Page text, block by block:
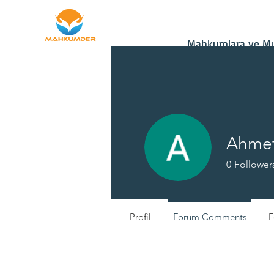
Mahkumlara ve
0
Profil Forum Comments